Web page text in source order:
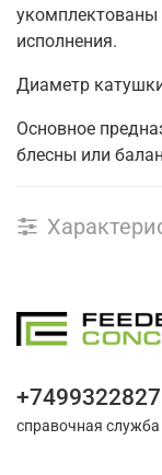
исполнения.
Диаметр
Основное
блесны или
справочная служба